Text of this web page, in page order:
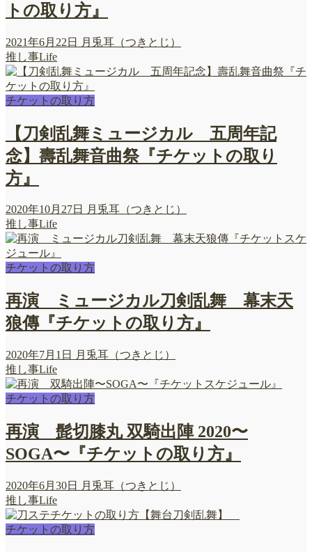
トの取り方』
2021年6月22日
月兎耳（つきとじ）
推し事Life
チケットの取り方
【刀剣乱舞ミュージカル 五周年記
念】壽乱舞音曲祭『チケットの取り
方』
2020年10月27日 月兎耳（つきとじ）
推し事Life
チケットの取り方
再演 ミュージカル刀剣乱舞 幕末天
狼傳『チケットの取り方』
2020年7月1日
月兎耳（つきとじ）
推し事Life
チケットの取り方
再演 髭切膝丸 双騎出陣 2020〜
SOGA〜『チケットの取り方』
2020年6月30日
月兎耳（つきとじ）
推し事Life
チケットの取り方